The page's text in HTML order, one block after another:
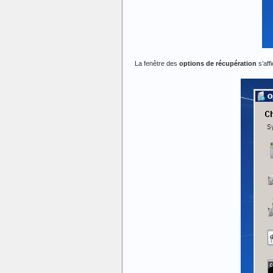
La fenêtre des options de récupération